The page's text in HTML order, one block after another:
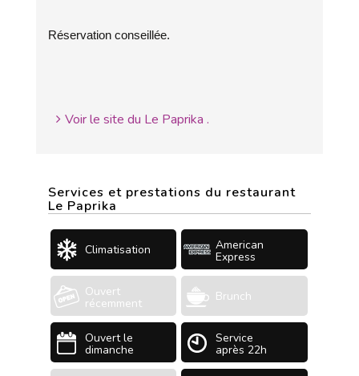
Réservation conseillée.
Voir le site du Le Paprika .
Services et prestations du restaurant
Le Paprika
Climatisation American
Express
Ouvert
récemment Brunch
Ouvert le
dimanche
Service
après 22h